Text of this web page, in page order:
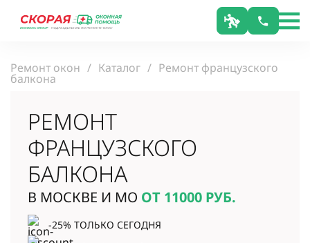
Ремонт окон Каталог Ремонт французского
балкона
РЕМОНТ
ФРАНЦУЗСКОГО
БАЛКОНА
В МОСКВЕ И МО ОТ 11000 РУБ.
-25% ТОЛЬКО СЕГОДНЯ